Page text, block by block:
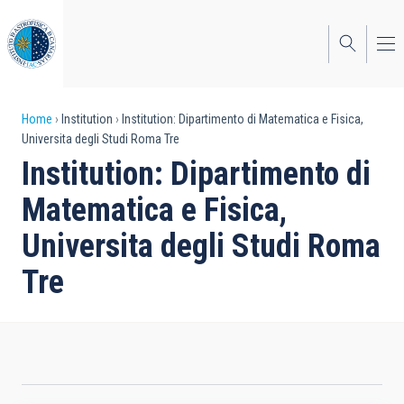
to
main
content
Breadcrumb
Home Institution
Institution: Dipartimento di Matematica e Fisica,
Universita degli Studi Roma Tre
Institution: Dipartimento di
Matematica e Fisica,
Universita degli Studi Roma
Tre